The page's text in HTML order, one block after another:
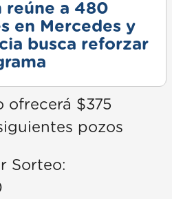
reúne a 480
en Mercedes y
busca reforzar
ofrecerá $375
pozos
Sorteo: